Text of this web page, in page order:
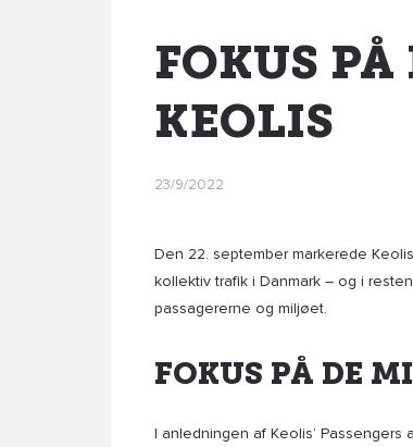
FOKUS PÅ
KEOLIS
23/9/2022
Den 22. september markerede
kollektiv trafik i Danmark – og i
passagererne og miljøet.
FOKUS PÅ DE
I anledningen af Keolis’